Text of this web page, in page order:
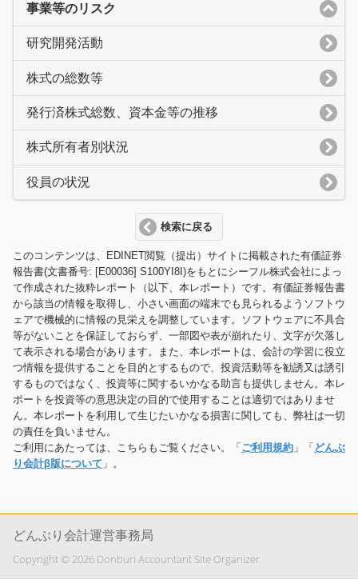
事業等のリスク
研究開発活動
株式の総数等
発行済株式総数、資本金等の推移
株式所有者別状況
役員の状況
検索に戻る
このコンテンツは、EDINET閲覧（提出）サイトに掲載された有価証券
報告書(文書番号: [E00036] S100YI8I)をもとにシーフル株式会社によっ
て作成された抜粋レポート（以下、本レポート）です。有価証券報告書
から該当の情報を取得し、小さい画面の端末でも見られるようソフトウ
ェアで機械的に情報の見栄えを調整しています。ソフトウェアに不具合
等がないことを保証しておらず、一部図や表が崩れたり、文字が欠落し
て表示される場合があります。また、本レポートは、会計の学習に役立
つ情報を提供することを目的とするもので、投資活動等を勧誘又は誘引
するものではなく、投資等に関するいかなる助言も提供しません。本レ
ポートを投資等の意思決定の目的で使用することは適切ではありませ
ん。本レポートを利用して生じたいかなる損害に関しても、弊社は一切
の責任を負いません。
ご利用にあたっては、こちらもご覧ください。「 ご利用規約 」「 どんぶ
り会計β版について 」。
どんぶり会計運営事務局
Copyright © 2026 Donburi Accountant Site Organizer